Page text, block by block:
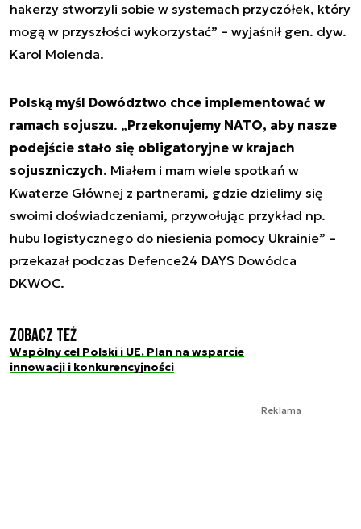
hakerzy stworzyli sobie w systemach przyczółek, który
mogą w przyszłości wykorzystać” – wyjaśnił gen. dyw.
Karol Molenda.
Polską myśl Dowództwo chce implementować w
ramach sojuszu. „Przekonujemy NATO, aby nasze
podejście stało się obligatoryjne w krajach
sojuszniczych. Miałem i mam wiele spotkań w
Kwaterze Głównej z partnerami, gdzie dzielimy się
swoimi doświadczeniami, przywołując przykład np.
hubu logistycznego do niesienia pomocy Ukrainie” –
przekazał podczas Defence24 DAYS Dowódca
DKWOC.
Zobacz też
Wspólny cel Polski i UE. Plan na wsparcie
innowacji i konkurencyjności
Reklama